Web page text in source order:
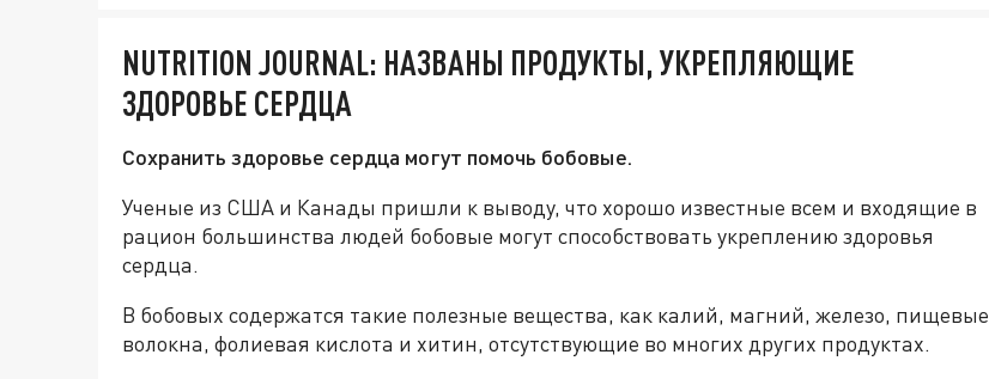
NUTRITION JOURNAL: НАЗВАНЫ ПРОДУКТЫ, УКРЕПЛЯЮЩИЕ
ЗДОРОВЬЕ СЕРДЦА
Сохранить здоровье сердца могут помочь бобовые.
Ученые из США и Канады пришли к выводу, что хорошо известные всем и входящие в
рацион большинства людей бобовые могут способствовать укреплению здоровья
сердца.
В бобовых содержатся такие полезные вещества, как калий, магний, железо, пищевые
волокна, фолиевая кислота и хитин, отсутствующие во многих других продуктах.